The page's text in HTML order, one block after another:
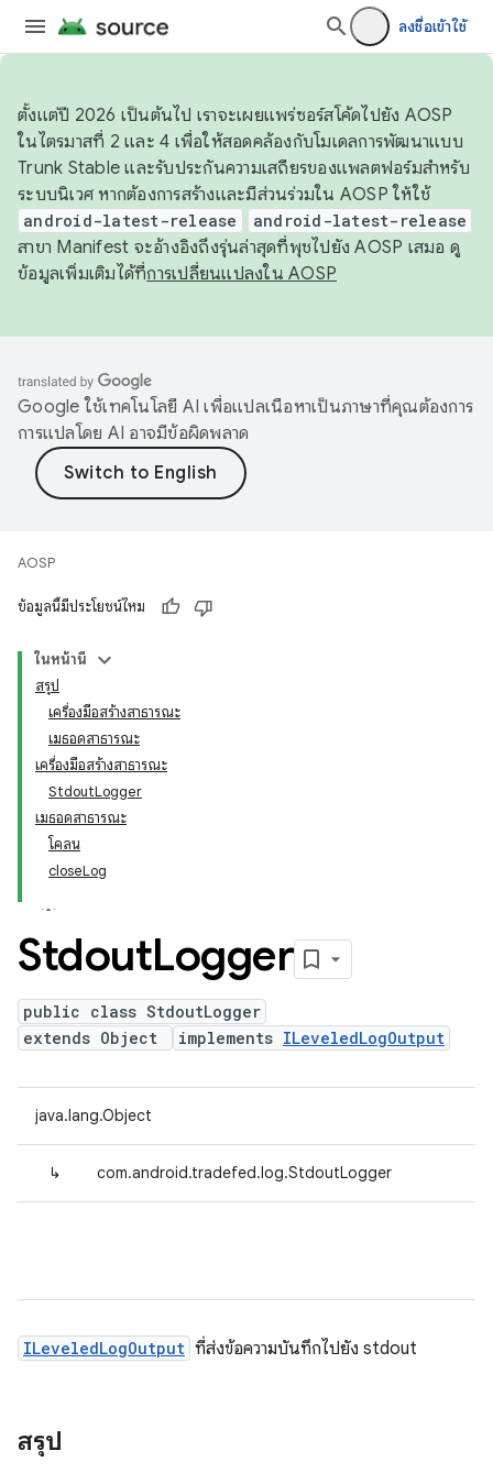
ลงชื่อเข้าใช้
ตั้งแต่ปี 2026 เป็นต้นไป เราจะเผยแพร่ซอร์สโค้ดไปยัง AOSP
ในไตรมาสที่ 2 และ 4 เพื่อให้สอดคล้องกับโมเดลการพัฒนาแบบ
Trunk Stable และรับประกันความเสถียรของแพลตฟอร์มสำหรับ
ระบบนิเวศ หากต้องการสร้างและมีส่วนร่วมใน AOSP ให้ใช้
android-latest-release android-latest-release
สาขา Manifest จะอ้างอิงถึงรุ่นล่าสุดที่พุชไปยัง AOSP เสมอ ดู
ข้อมูลเพิ่มเติมได้ที่การเปลี่ยนแปลงใน AOSP
Google ใช้เทคโนโลยี AI เพื่อแปลเนื้อหาเป็นภาษาที่คุณต้องการ
การแปลโดย AI อาจมีข้อผิดพลาด
AOSP
ข้อมูลนี้มีประโยชน์ไหม
ในหน้านี้
สรุป
เครื่องมือสร้างสาธารณะ
เมธอดสาธารณะ
เครื่องมือสร้างสาธารณะ
StdoutLogger
เมธอดสาธารณะ
โคลน
closeLog
StdoutLogger
public class StdoutLogger
extends Object
implements ILeveledLogOutput
java.lang.Object
↳ com.android.tradefed.log.StdoutLogger
ILeveledLogOutput ที่ส่งข้อความบันทึกไปยัง stdout
สรุป